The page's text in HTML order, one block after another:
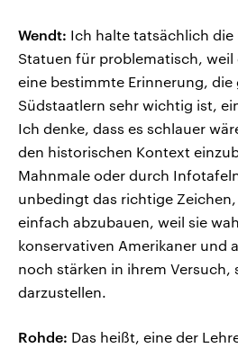
Wendt: Ich halte tatsächlich
Statuen für problematisch, weil
eine bestimmte Erinnerung, die
Südstaatlern sehr wichtig ist,
Ich denke, dass es schlauer
den historischen Kontext
Mahnmale oder durch
unbedingt das richtige
einfach abzubauen, weil sie
konservativen Amerikaner und
noch stärken in ihrem Versuch,
darzustellen.
Rohde: Das heißt, eine der